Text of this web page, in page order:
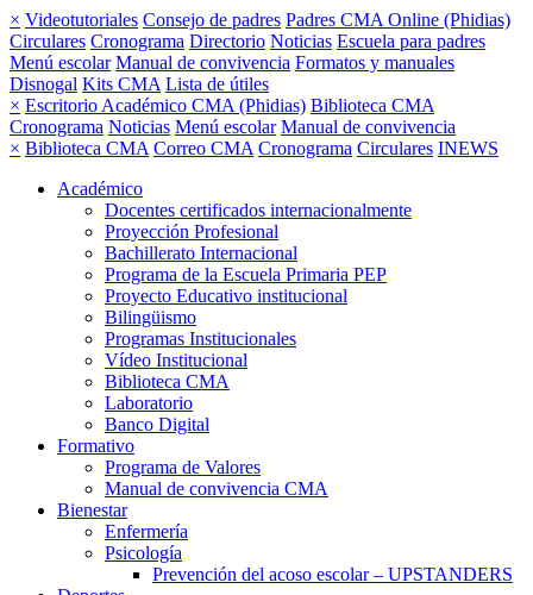
× Videotutoriales Consejo de padres Padres CMA Online (Phidias)
Circulares Cronograma Directorio Noticias Escuela para padres
Menú escolar Manual de convivencia Formatos y manuales
Disnogal Kits CMA Lista de útiles
× Escritorio Académico CMA (Phidias) Biblioteca CMA
Cronograma Noticias Menú escolar Manual de convivencia
× Biblioteca CMA Correo CMA Cronograma Circulares INEWS
Académico
Docentes certificados internacionalmente
Proyección Profesional
Bachillerato Internacional
Programa de la Escuela Primaria PEP
Proyecto Educativo institucional
Bilingüismo
Programas Institucionales
Vídeo Institucional
Biblioteca CMA
Laboratorio
Banco Digital
Formativo
Programa de Valores
Manual de convivencia CMA
Bienestar
Enfermería
Psicología
Prevención del acoso escolar – UPSTANDERS